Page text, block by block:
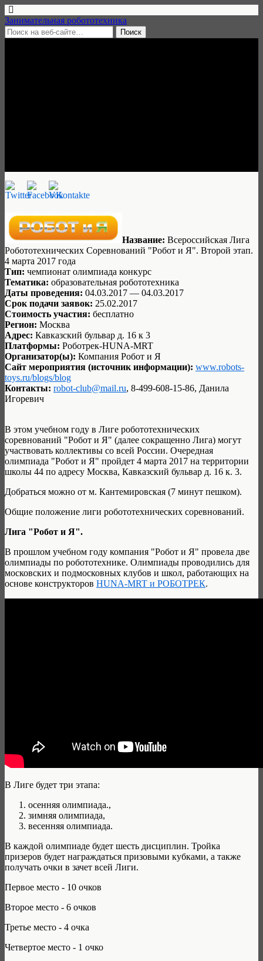
Занимательная робототехника
Название: Всероссийская Лига
Робототехнических Соревнований "Робот и Я". Второй этап.
4 марта 2017 года
Тип: чемпионат олимпиада конкурс
Тематика: образовательная робототехника
Даты проведения: 04.03.2017 — 04.03.2017
Срок подачи заявок: 25.02.2017
Стоимость участия: бесплатно
Регион: Москва
Адрес: Кавказский бульвар д. 16 к 3
Платформы: Роботрек-HUNA-MRT
Организатор(ы): Компания Робот и Я
Сайт мероприятия (источник информации): www.robots-
toys.ru/blogs/blog
Контакты: robot-club@mail.ru, 8-499-608-15-86, Данила
Игоревич
В этом учебном году в Лиге робототехнических
соревнований "Робот и Я" (далее сокращенно Лига) могут
участвовать коллективы со всей России. Очередная
олимпиада "Робот и Я" пройдет 4 марта 2017 на территории
школы 44 по адресу Москва, Кавказский бульвар д. 16 к. 3.
Добраться можно от м. Кантемировская (7 минут пешком).
Общие положение лиги робототехнических соревнований.
Лига "Робот и Я".
В прошлом учебном году компания "Робот и Я" провела две
олимпиады по робототехнике. Олимпиады проводились для
московских и подмосковных клубов и школ, работающих на
основе конструкторов HUNA-MRT и РОБОТРЕК.
В Лиге будет три этапа:
осенняя олимпиада.,
зимняя олимпиада,
весенняя олимпиада.
В каждой олимпиаде будет шесть дисциплин. Тройка
призеров будет награждаться призовыми кубками, а также
получать очки в зачет всей Лиги.
Первое место - 10 очков
Второе место - 6 очков
Третье место - 4 очка
Четвертое место - 1 очко